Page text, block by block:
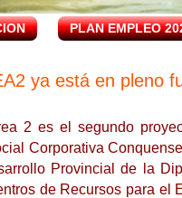
PLAN EMPLEO
ya está en pleno
2 es el segundo
Corporativa
Provincial de la
de Recursos para el